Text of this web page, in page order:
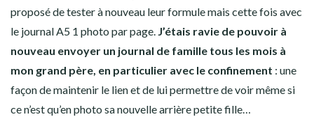
proposé de tester à nouveau leur formule mais cette fois avec
le journal A5 1 photo par page. J’étais ravie de pouvoir à
nouveau envoyer un journal de famille tous les mois à
mon grand père, en particulier avec le confinement : une
façon de maintenir le lien et de lui permettre de voir même si
ce n’est qu’en photo sa nouvelle arrière petite fille…